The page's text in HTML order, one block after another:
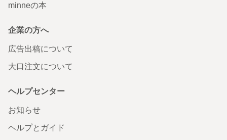
minneの本
企業の方へ
広告出稿について
大口注文について
ヘルプセンター
お知らせ
ヘルプとガイド